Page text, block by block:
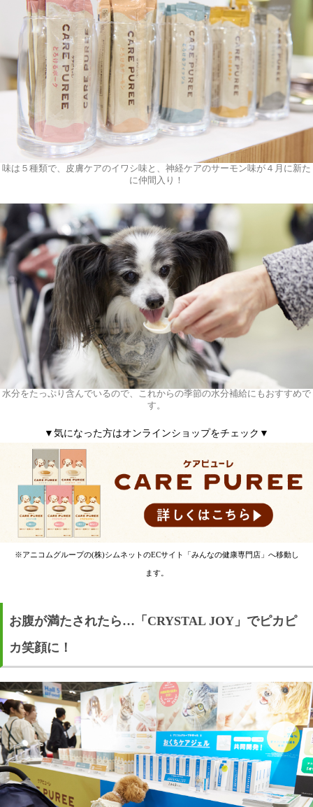
味は５種類で、皮膚ケアのイワシ味と、神経ケアのサーモン味が４月に新た
に仲間入り！
水分をたっぷり含んでいるので、これからの季節の水分補給にもおすすめで
す。
▼気になった方はオンラインショップをチェック▼
※アニコムグループの(株)シムネットのECサイト「みんなの健康専門店」へ移動し
ます。
お腹が満たされたら…「CRYSTAL JOY」でピカピ
カ笑顔に！